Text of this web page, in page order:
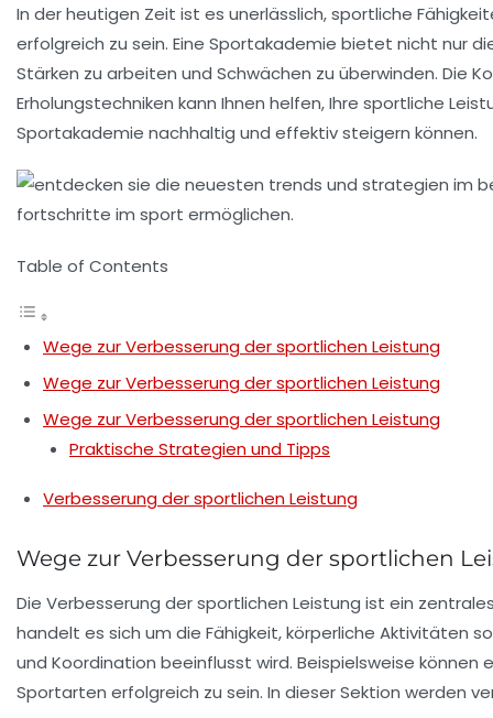
In der heutigen Zeit ist es unerlässlich,sportliche
erfolgreich zu sein. Eine Sportakademie bietet nicht nur
Stärken zu arbeiten und Schwächen zu überwinden. Die
Erholungstechniken kann Ihnen helfen, Ihre sportliche
Sportakademie nachhaltig und effektiv steigern können.
Table of Contents
Wege zur Verbesserung der sportlichen Leistung
Wege zur Verbesserung der sportlichen Leistung
Wege zur Verbesserung der sportlichen Leistung
Praktische Strategien und Tipps
Verbesserung der sportlichen Leistung
Wege zur Verbesserung der sportlichen
Die Verbesserung dersportlichen Leistung ist ein
handelt es sich um die Fähigkeit, körperliche Aktivitäten
und Koordination beeinflusst wird. Beispielsweise
Sportarten erfolgreich zu sein. In dieser Sektion werden